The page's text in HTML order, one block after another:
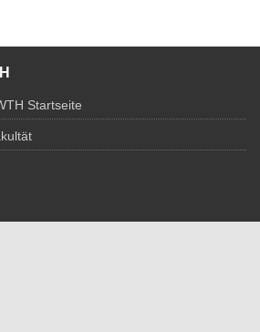
Startseite